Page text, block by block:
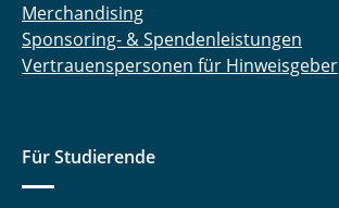
Merchandising
Sponsoring- & Spendenleistungen
Vertrauenspersonen für Hinweisgeber
Für Studierende